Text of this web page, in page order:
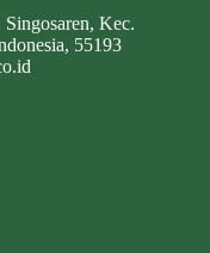
Kec.
55193